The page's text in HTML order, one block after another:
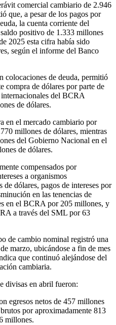
comercial cambiario de 2.946
que, a pesar de los pagos por
la cuenta corriente del
positivo de 1.333 millones
2025 esta cifra había sido
según el informe del Banco
colocaciones de deuda, permitió
compra de dólares por parte de
internacionales del BCRA
de dólares.
en el mercado cambiario por
millones de dólares, mientras
del Gobierno Nacional en el
de dólares.
compensados por
a organismos
dólares, pagos de intereses por
en las tenencias de
en el BCRA por 205 millones, y
a través del SML por 63
de cambio nominal registró una
marzo, ubicándose a fin de mes
que continuó alejándose del
cambiaria.
divisas en abril fueron:
egresos netos de 457 millones
por aproximadamente 813
millones.